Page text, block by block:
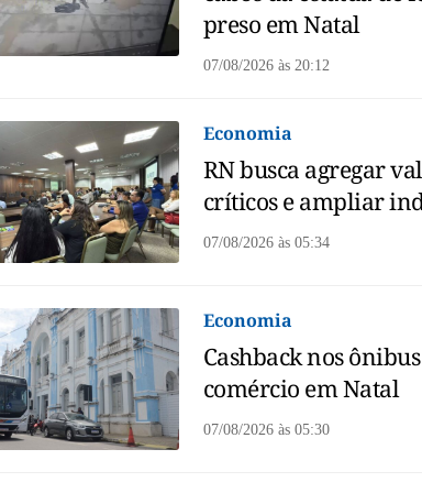
preso em Natal
07/08/2026 às20:12
Economia
RN busca agregar
críticos e ampliar
07/08/2026 às05:34
Economia
Cashback nos
comércio em Natal
07/08/2026 às05:30